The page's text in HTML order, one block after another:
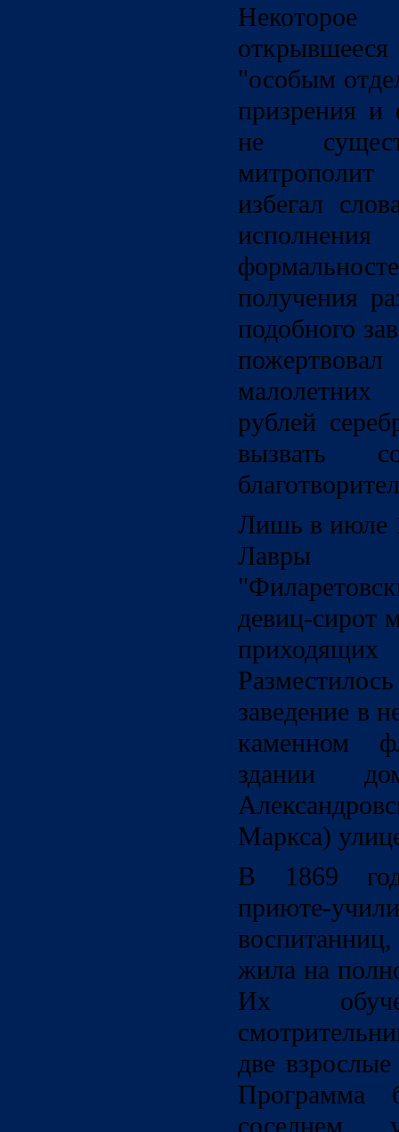
"особым
призрения и
не
избегал
получения
подобного
рублей
вызвать
Лишь в июле
Лавры
девиц-сирот
заведение в
каменном
здании
Маркса)
В 1869
приюте-
жила на
Их
две
соседнем